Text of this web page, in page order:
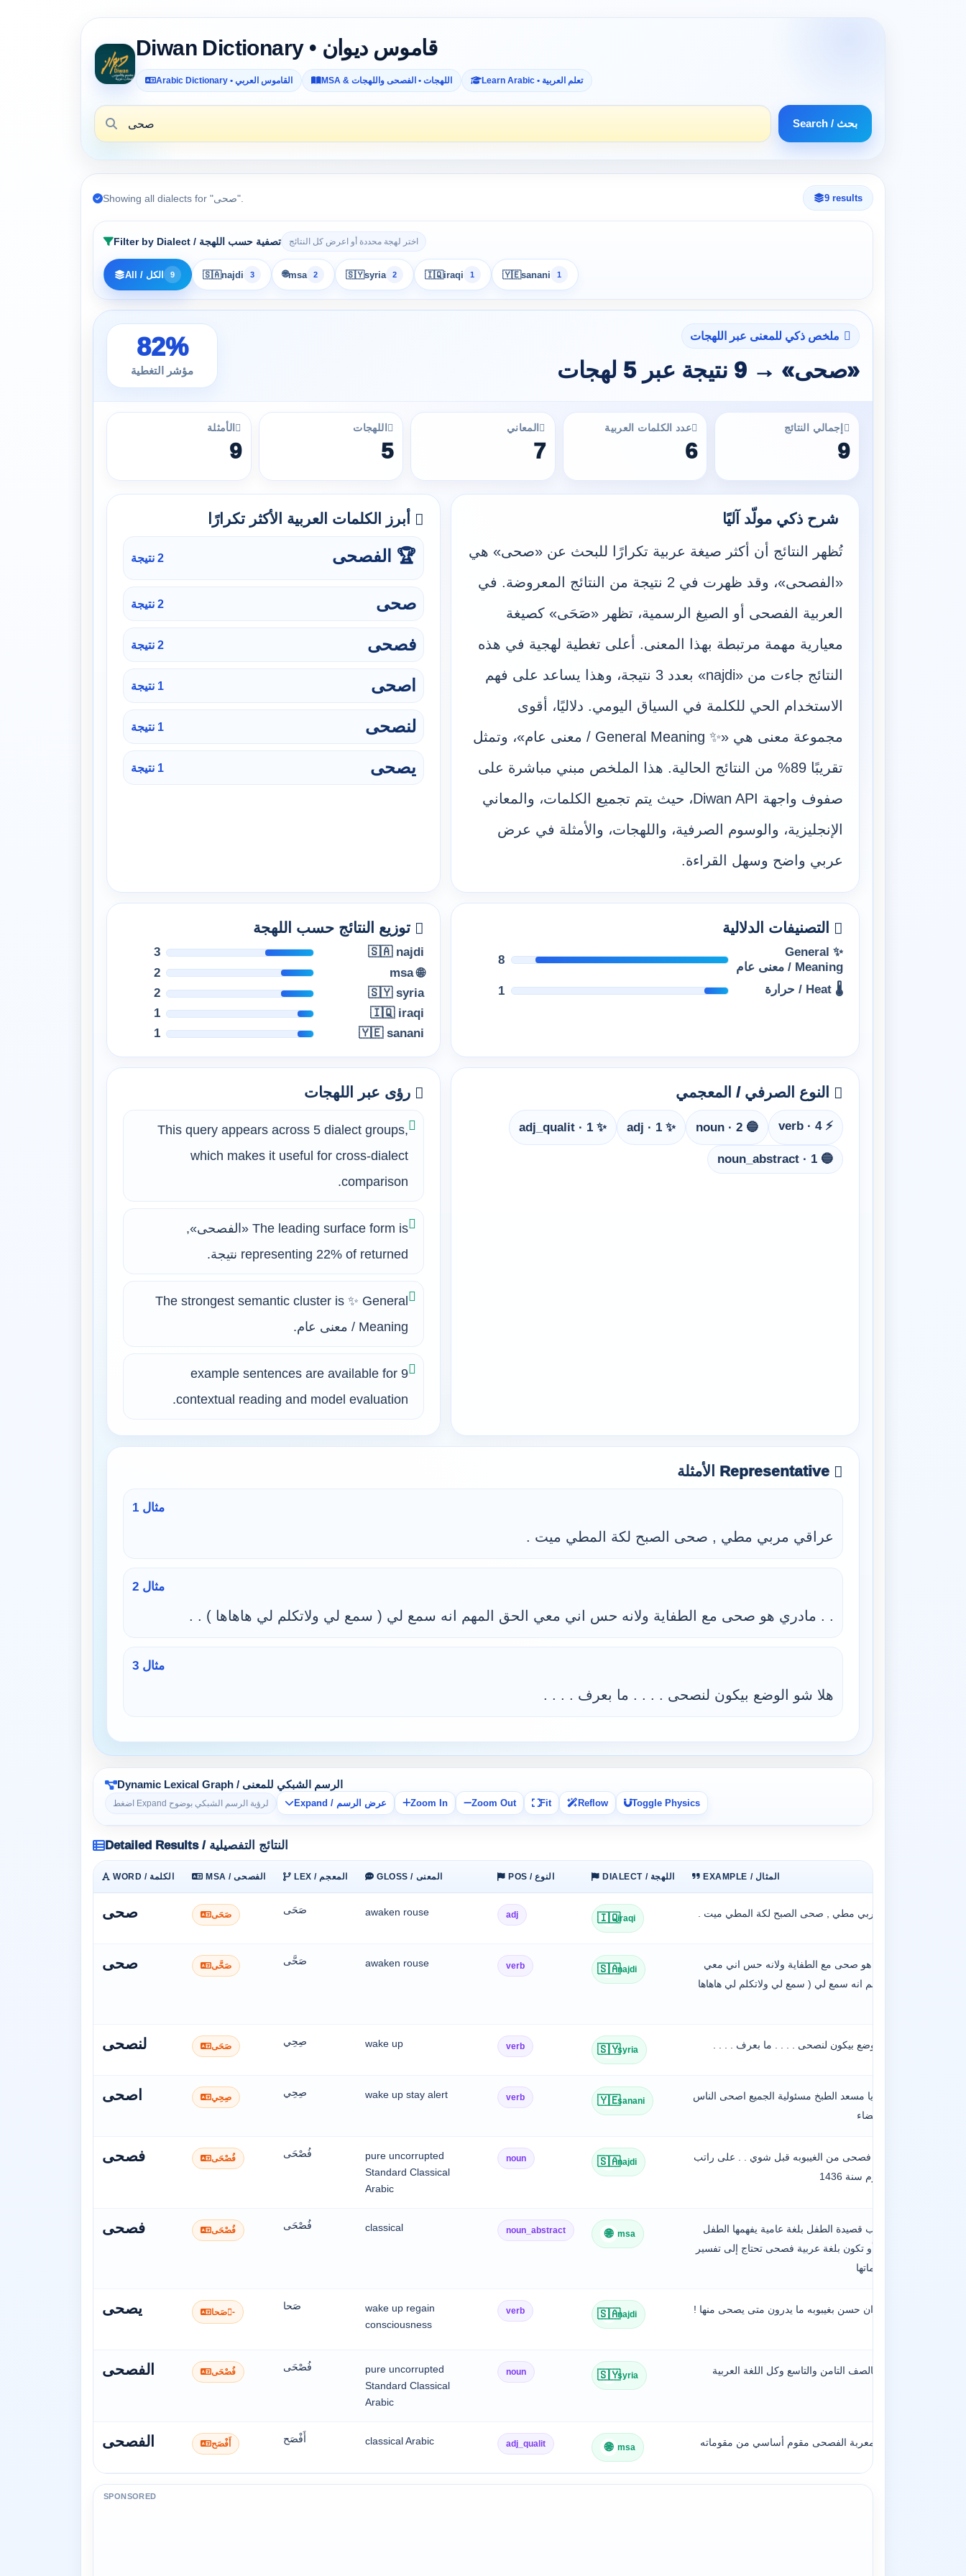
Diwan Dictionary • قاموس ديوان
Arabic Dictionary • القاموس العربي MSA & اللهجات • الفصحى واللهجات Learn Arabic • تعلم العربية
Search / بحث
Showing all dialects for "صحى". 9 results
Filter by Dialect / تصفية حسب اللهجة اختر لهجة محددة أو اعرض كل النتائج
All / الكل 9 🇸🇦najdi 3 🌐msa 2 🇸🇾syria 2 🇮🇶iraqi 1 🇾🇪sanani 1
ملخص ذكي للمعنى عبر اللهجات
«صحى» → 9 نتيجة عبر 5 لهجات
82%
مؤشر التغطية
إجمالي النتائج
9
عدد الكلمات العربية
6
المعاني
7
اللهجات
5
الأمثلة
9
شرح ذكي مولّد آليًا
تُظهر النتائج أن أكثر صيغة عربية تكرارًا للبحث عن «صحى» هي
«الفصحى»، وقد ظهرت في 2 نتيجة من النتائج المعروضة. في
العربية الفصحى أو الصيغ الرسمية، تظهر «صَحَى» كصيغة
معيارية مهمة مرتبطة بهذا المعنى. أعلى تغطية لهجية في هذه
النتائج جاءت من «najdi» بعدد 3 نتيجة، وهذا يساعد على فهم
الاستخدام الحي للكلمة في السياق اليومي. دلاليًا، أقوى
مجموعة معنى هي «✨ General Meaning / معنى عام»، وتمثل
تقريبًا 89% من النتائج الحالية. هذا الملخص مبني مباشرة على
صفوف واجهة Diwan API، حيث يتم تجميع الكلمات، والمعاني
الإنجليزية، والوسوم الصرفية، واللهجات، والأمثلة في عرض
عربي واضح وسهل القراءة.
أبرز الكلمات العربية الأكثر تكرارًا
🏆 الفصحى 2 نتيجة
صحى 2 نتيجة
فصحى 2 نتيجة
اصحى 1 نتيجة
لنصحى 1 نتيجة
يصحى 1 نتيجة
التصنيفات الدلالية
✨ General
Meaning / معنى عام
8
🌡 Heat / حرارة 1
توزيع النتائج حسب اللهجة
🇸🇦 najdi
3
🌐 msa
2
🇸🇾 syria
2
🇮🇶 iraqi
1
🇾🇪 sanani
1
النوع الصرفي / المعجمي
⚡ verb · 4
🔵 noun · 2
✨ adj · 1
✨ adj_qualit · 1
🔵 noun_abstract · 1
رؤى عبر اللهجات
This query appears across 5 dialect groups,
which makes it useful for cross-dialect
comparison.
The leading surface form is «الفصحى»,
representing 22% of returned نتيجة.
The strongest semantic cluster is ✨ General
Meaning / معنى عام.
9 example sentences are available for
contextual reading and model evaluation.
Representative الأمثلة
مثال 1
عراقي مربي مطي , صحى الصبح لكة المطي ميت .
مثال 2
. . مادري هو صحى مع الطفاية ولانه حس اني معي الحق المهم انه سمع لي ( سمع لي ولاتكلم لي هاهاها ) . .
مثال 3
هلا شو الوضع بيكون لنصحى . . . . ما بعرف . . . .
Dynamic Lexical Graph / الرسم الشبكي للمعنى
اضغط Expand لرؤية الرسم الشبكي بوضوح Expand / عرض الرسم Zoom In Zoom Out Fit Reflow Toggle Physics
Detailed Results / النتائج التفصيلية
WORD / الكلمة MSA / الفصحى LEX / المعجم GLOSS / المعنى POS / النوع DIALECT / اللهجة EXAMPLE / المثال
صحى صَحَى صَحَى awaken rouse adj 🇮🇶iraqi عراقي مربي مطي , صحى الصبح لكة المطي ميت .
صحى صَحَّى صَحَّى awaken rouse verb 🇸🇦najdi
. . مادري هو صحى مع الطفاية ولانه حس اني معي
الحق المهم انه سمع لي ( سمع لي ولاتكلم لي هاهاها
لنصحى صَحَى صِحِي wake up verb 🇸🇾syria هلا شو الوضع بيكون لنصحى . . . . ما بعرف . . . .
اصحى صِحِي صِحِي wake up stay alert verb 🇾🇪sanani
مسعدة : يا مسعد الطبخ مسئولية الجميع اصحى الناس
طلعوا الفضاء
فصحى فُصْحَى فُصْحَى
pure uncorrupted
Standard Classical
Arabic
noun 🇸🇦najdi
اما حسن فصحى من الغيبوبه قبل شوي . . على راتب
شهر محرم سنة 1436
فصحى فُصْحَى فُصْحَى classical noun_abstract 🌐 msa
وربما تکتب قصيدة الطفل بلغة عامية يفهمها الطفل
المصري أو تکون بلغة عربية فصحى تحتاج إلى تفسير
معاني کلماتها
يصحى صَحا-ُ
صَحا
wake up regain
consciousness
verb 🇸🇦najdi
وتفاجؤوا ان حسن بغيبوبه ما يدرون متى يصحى منها !
الفصحى فُصْحَى فُصْحَى
pure uncorrupted
Standard Classical
Arabic
noun 🇸🇾syria
درستني بالصف التامن والتاسع وكل اللغة العربية
الفصحى أَفْصَح أَفْصَح classical Arabic adj_qualit 🌐 msa . فلغته المعربة الفصحى مقوم أساسي من مقوماته
SPONSORED